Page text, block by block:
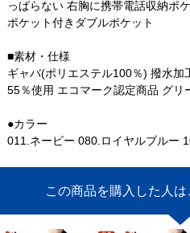
っぱらない 右胸に携帯電話収納ポ
ポケット付きダブルポケット
■素材・仕様
ギャバ(ポリエステル100％) 撥水
55％使用 エコマーク認定商品 グリ
●カラー
011.ネービー 080.ロイヤルブルー
この商品を購入した人